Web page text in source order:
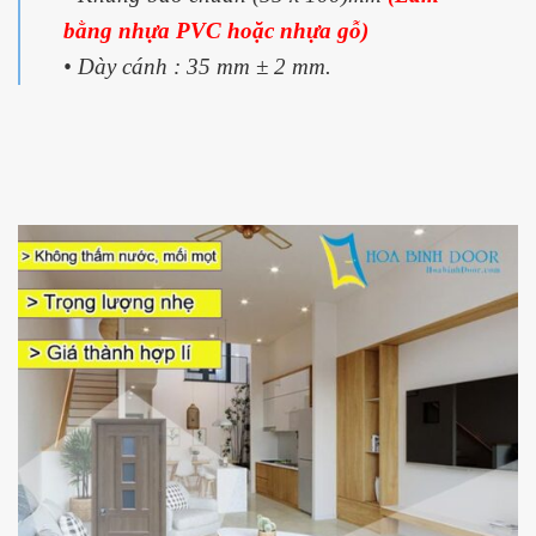
bằng nhựa PVC hoặc nhựa gỗ)
• Dày cánh : 35 mm ± 2 mm.